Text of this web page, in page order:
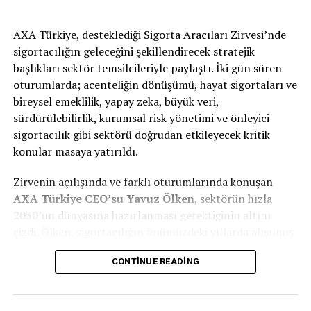
değerlendirdi.
Euro NCAP Genel Sekreteri Dr. Michiel van Ratingen,
“Avrupa yollarındaki milyonlarca araç ve e-ticaret’in
hızlı büyümesi göz önüne alındığında, ticari araçlarda
yer alan aktif güvenlik sistemleri tüm kullanıcılar için
güvenliği artırmanın en önemli anahtarı. Ticari
Transit hem de Custom modelleri ile trafikteki tüm
unsurların korunmasına yardımcı oluyor ve güvenlik
sistemlerinin verdiği taahhütleri gerçekten de tam
Sınıfının lider teknolojileri Yeni Transit ve
AXA Türkiye, desteklediği Sigorta Aracıları Zirvesi’nde
sigortacılığın geleceğini şekillendirecek stratejik
başlıkları sektör temsilcileriyle paylaştı. İki gün süren
oturumlarda; acenteliğin dönüşümü, hayat sigortaları ve
bireysel emeklilik, yapay zeka, büyük veri,
sürdürülebilirlik, kurumsal risk yönetimi ve önleyici
sigortacılık gibi sektörü doğrudan etkileyecek kritik
konular masaya yatırıldı.
Zirvenin açılışında ve farklı oturumlarında konuşan
AXA TürkiyeCEO’su Yavuz Ölken, sektörün hızla
2030’un dünyasına hazırlanması gerektiğinin altını
kalıpların ötesinde, büyük bir dönüşüm yaşayacağını
“Sektör Olarak Fabrika Ayarlarımıza Dönmemiz
CONTINUE READING